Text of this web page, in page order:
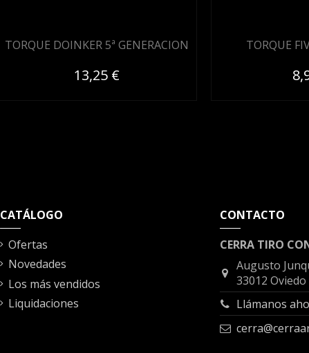
TORQUE DOINKER 5ª GENERACION
13,25 €
TORQUE
CATÁLOGO
Ofertas
Novedades
Los más vendidos
Liquidaciones
CONTACTO
CERRA TIRO
Augusto
33012 Oviedo
Llámanos